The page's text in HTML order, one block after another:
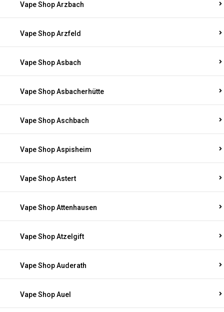
Vape Shop Arzbach
Vape Shop Arzfeld
Vape Shop Asbach
Vape Shop Asbacherhütte
Vape Shop Aschbach
Vape Shop Aspisheim
Vape Shop Astert
Vape Shop Attenhausen
Vape Shop Atzelgift
Vape Shop Auderath
Vape Shop Auel